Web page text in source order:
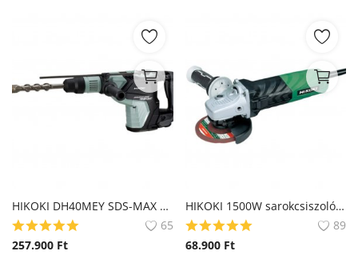
HIKOKI DH40MEY SDS-MAX Fúró-vésőkalapács (Hitachi)
65
257.900 Ft
HIKOKI 1500W sarokcsiszoló G13VA (Hitachi)
89
68.900 Ft